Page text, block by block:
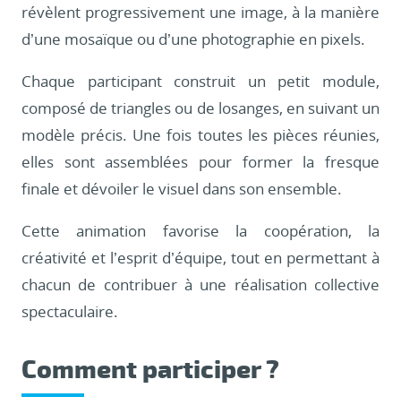
révèlent progressivement une image, à la manière
d’une mosaïque ou d’une photographie en pixels.
Chaque participant construit un petit module,
composé de triangles ou de losanges, en suivant un
modèle précis. Une fois toutes les pièces réunies,
elles sont assemblées pour former la fresque
finale et dévoiler le visuel dans son ensemble.
Cette animation favorise la coopération, la
créativité et l’esprit d’équipe, tout en permettant à
chacun de contribuer à une réalisation collective
spectaculaire.
Comment participer ?